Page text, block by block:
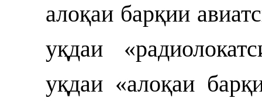
алоқаи барқии
уқдаи
уқдаи «алоқаи